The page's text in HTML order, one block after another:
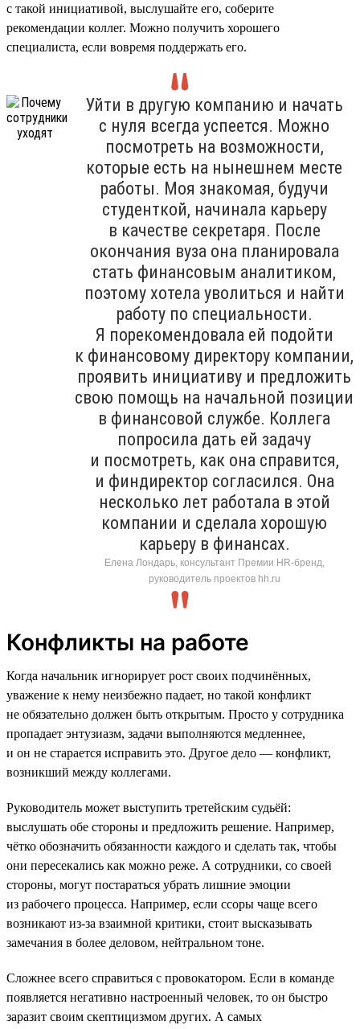
с такой инициативой, выслушайте его, соберите
рекомендации коллег. Можно получить хорошего
специалиста, если вовремя поддержать его.
Уйти в другую компанию и начать
с нуля всегда успеется. Можно
посмотреть на возможности,
которые есть на нынешнем месте
работы. Моя знакомая, будучи
студенткой, начинала карьеру
в качестве секретаря. После
окончания вуза она планировала
стать финансовым аналитиком,
поэтому хотела уволиться и найти
работу по специальности.
Я порекомендовала ей подойти
к финансовому директору компании,
проявить инициативу и предложить
свою помощь на начальной позиции
в финансовой службе. Коллега
попросила дать ей задачу
и посмотреть, как она справится,
и финдиректор согласился. Она
несколько лет работала в этой
компании и сделала хорошую
карьеру в финансах.
Елена Лондарь, консультант Премии HR-бренд,
руководитель проектов hh.ru
Конфликты на работе
Когда начальник игнорирует рост своих подчинённых,
уважение к нему неизбежно падает, но такой конфликт
не обязательно должен быть открытым. Просто у сотрудника
пропадает энтузиазм, задачи выполняются медленнее,
и он не старается исправить это. Другое дело — конфликт,
возникший между коллегами.
Руководитель может выступить третейским судьёй:
выслушать обе стороны и предложить решение. Например,
чётко обозначить обязанности каждого и сделать так, чтобы
они пересекались как можно реже. А сотрудники, со своей
стороны, могут постараться убрать лишние эмоции
из рабочего процесса. Например, если ссоры чаще всего
возникают из-за взаимной критики, стоит высказывать
замечания в более деловом, нейтральном тоне.
Сложнее всего справиться с провокатором. Если в команде
появляется негативно настроенный человек, то он быстро
заразит своим скептицизмом других. А самых